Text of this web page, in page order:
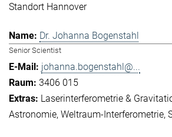
Standort Hannover
Dr. Johanna Bogenstahl
Senior Scientist
johanna.bogenstahl@...
3406 015
Laserinterferometrie &
Astronomie Weltraum-Interferometrie